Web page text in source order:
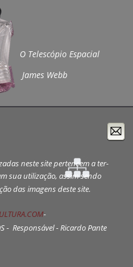
O Telescópio Espacial
James Webb
neste site pertencem a ter-
sua utilização, assim sendo
das imagens deste site.
-
-  Responsável - Ricardo Pante